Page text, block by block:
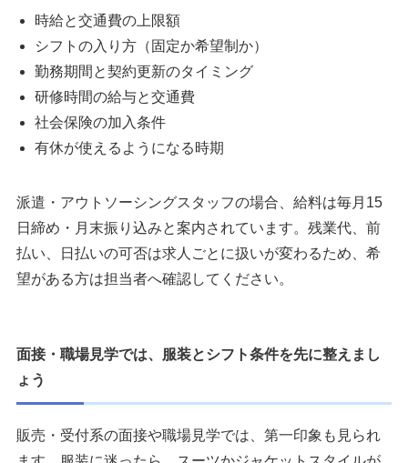
時給と交通費の上限額
シフトの入り方（固定か希望制か）
勤務期間と契約更新のタイミング
研修時間の給与と交通費
社会保険の加入条件
有休が使えるようになる時期
派遣・アウトソーシングスタッフの場合、給料は毎月15
日締め・月末振り込みと案内されています。残業代、前
払い、日払いの可否は求人ごとに扱いが変わるため、希
望がある方は担当者へ確認してください。
面接・職場見学では、服装とシフト条件を先に整えまし
ょう
販売・受付系の面接や職場見学では、第一印象も見られ